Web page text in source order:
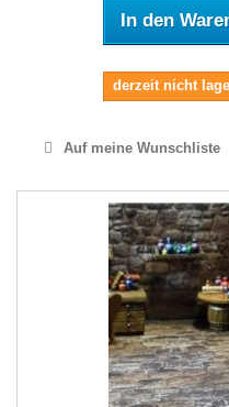
In den
derzeit nicht
Auf meine Wunschliste